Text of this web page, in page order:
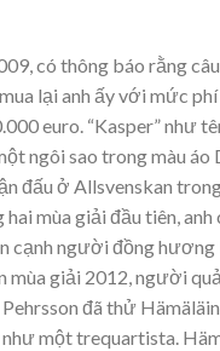
có thông báo rằng
lại anh ấy với mức phí
euro. “Kasper” như
ngôi sao trong màu áo
đấu ở Allsvenskan
hai mùa giải đầu tiên,
cạnh người đồng hương
mùa giải 2012, người
đã thử
một trequartista.